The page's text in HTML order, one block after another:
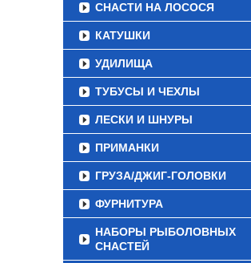
СНАСТИ НА ЛОСОСЯ
КАТУШКИ
УДИЛИЩА
ТУБУСЫ И ЧЕХЛЫ
ЛЕСКИ И ШНУРЫ
ПРИМАНКИ
ГРУЗА/ДЖИГ-ГОЛОВКИ
ФУРНИТУРА
НАБОРЫ РЫБОЛОВНЫХ
СНАСТЕЙ